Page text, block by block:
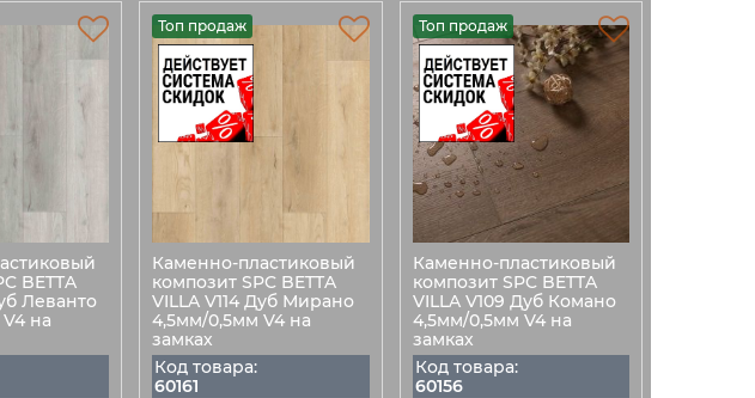
BETTA
Леванто
на
Топ продаж
Каменно-пластиковый
композит SPC BETTA
VILLA V114 Дуб Мирано
4,5мм/0,5мм V4 на
замках
Код товара:
60161
Топ продаж
Каменно-пластиковый
композит SPC BETTA
VILLA V109 Дуб Комано
4,5мм/0,5мм V4 на
замках
Код товара:
60156